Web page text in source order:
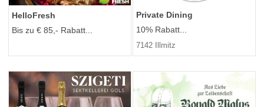
HelloFresh
Bis zu € 85,- Rabatt...
Private Dining
10% Rabatt...
7142 Illmitz